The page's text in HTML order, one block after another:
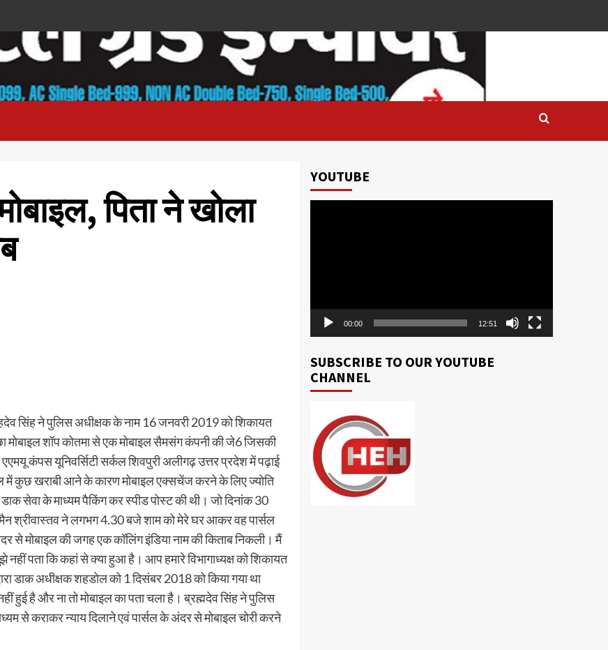
पिता ने खोला
सिंह ने पुलिस अधीक्षक के नाम 16 जनवरी 2019 को शिकायत
मोबाइल शॉप कोतमा से एक मोबाइल सैमसंग कंपनी की जे6 जिसकी
कंपस यूनिवर्सिटी सर्कल शिवपुरी अलीगढ़ उत्तर प्रदेश में पढ़ाई
में कुछ खराबी आने के कारण मोबाइल एक्सचेंज करने के लिए ज्योति
डाक सेवा के माध्यम पैकिंग कर स्पीड पोस्ट की थी। जो दिनांक 30
श्रीवास्तव ने लगभग 4.30 बजे शाम को मेरे घर आकर वह पार्सल
से मोबाइल की जगह एक कॉलिंग इंडिया नाम की किताब निकली। मैं
पता कि कहां से क्या हुआ है। आप हमारे विभागाध्यक्ष को शिकायत
डाक अधीक्षक शहडोल को 1 दिसंबर 2018 को किया गया था
हुई है और ना तो मोबाइल का पता चला है। ब्रह्मदेव सिंह ने पुलिस
से कराकर न्याय दिलाने एवं पार्सल के अंदर से मोबाइल चोरी करने
YOUTUBE
00:00 12:51
SUBSCRIBE TO OUR YOUTUBE
CHANNEL